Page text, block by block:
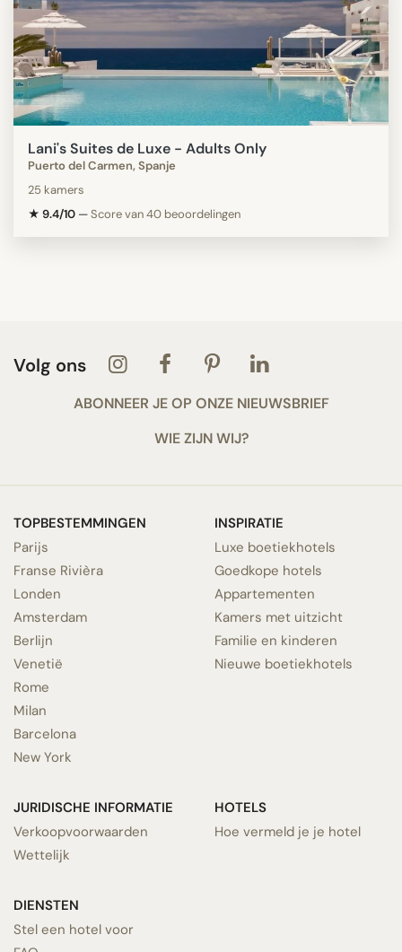
Lani's Suites de Luxe - Adults Only
Puerto del Carmen, Spanje
25 kamers
★ 9.4/10 —Score van 40 beoordelingen
Volg ons
ABONNEER JE OP ONZE NIEUWSBRIEF
WIE ZIJN WIJ?
TOPBESTEMMINGEN
Parijs
Franse Rivièra
Londen
Amsterdam
Berlijn
Venetië
Rome
Milan
Barcelona
New York
INSPIRATIE
Luxe boetiekhotels
Goedkope hotels
Appartementen
Kamers met uitzicht
Familie en kinderen
Nieuwe boetiekhotels
JURIDISCHE INFORMATIE
Verkoopvoorwaarden
Wettelijk
DIENSTEN
Stel een hotel voor
HOTELS
Hoe vermeld je je hotel